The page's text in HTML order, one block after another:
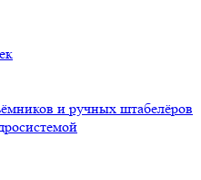
и ручных штабелёров